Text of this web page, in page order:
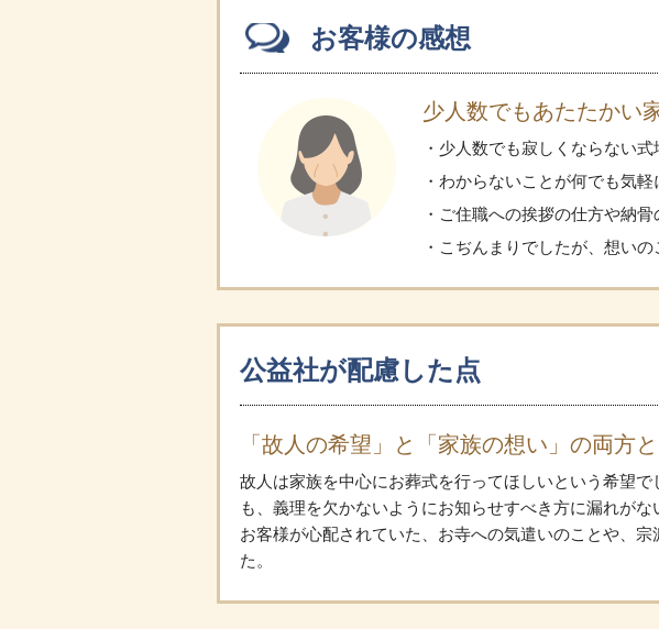
お客様の感想
少人数でもあたたかい
少人数でも寂しくならない式
わからないことが何でも気軽
ご住職への挨拶の仕方や納骨
こぢんまりでしたが、想いの
公益社が配慮した点
「故人の希望」と「家族の想い」の両方
故人は家族を中心にお葬式を行ってほしいという希望
も、義理を欠かないようにお知らせすべき方に漏れがな
お客様が心配されていた、お寺への気遣いのことや、
た。